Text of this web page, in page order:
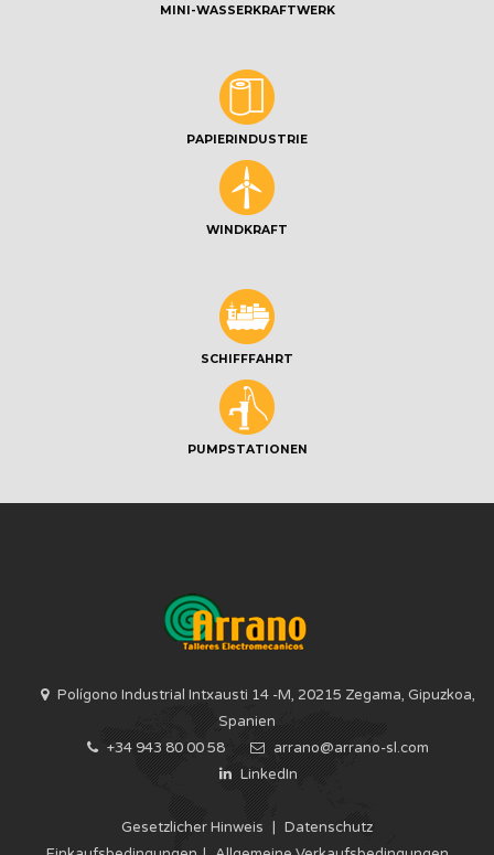
MINI-WASSERKRAFTWERK
PAPIERINDUSTRIE
WINDKRAFT
SCHIFFFAHRT
PUMPSTATIONEN
Polígono Industrial Intxausti 14 -M, 20215 Zegama, Gipuzkoa,
Spanien
+34 943 80 00 58
arrano@arrano-sl.com
LinkedIn
Gesetzlicher Hinweis
Datenschutz